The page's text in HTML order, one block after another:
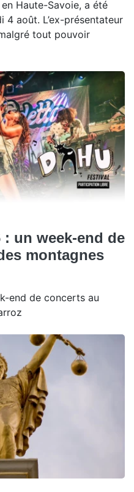
Haute-Savoie, a été
4 août. L’ex-présentateur
tout pouvoir
: un week-end de
montagnes
end de concerts au